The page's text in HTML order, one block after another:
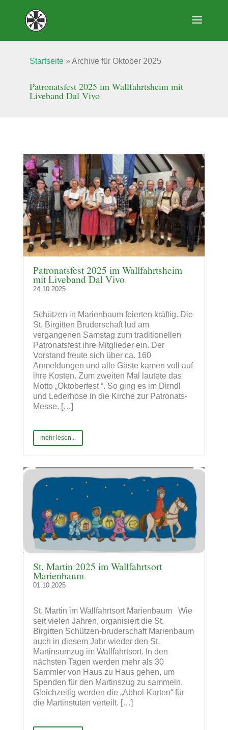
Startseite »Archive für Oktober 2025
Patronatsfest 2025 im Wallfahrtsheim mit
Liveband Dal Vivo
Patronatsfest 2025 im Wallfahrtsheim
mit Liveband Dal Vivo
24.10.2025
Schützen in Marienbaum feierten kräftig. Die
St. Birgitten Bruderschaft lud am
vergangenen Samstag zum traditionellen
Patronatsfest ihre Mitglieder ein. Der
Vorstand freute sich über ca. 160
Anmeldungen und alle Gäste kamen voll auf
ihre Kosten. Zum zweiten Mal lautete das
Motto „Oktoberfest “. So ging es im Dirndl
und Lederhose in die Kirche zur Patronats-
Messe. […]
mehr lesen...
St. Martin 2025 im Wallfahrtsort
Marienbaum
01.10.2025
St. Martin im Wallfahrtsort Marienbaum Wie
seit vielen Jahren, organisiert die St.
Birgitten Schützen-bruderschaft Marienbaum
auch in diesem Jahr wieder den St.
Martinsumzug im Wallfahrtsort. In den
nächsten Tagen werden mehr als 30
Sammler von Haus zu Haus gehen, um
Spenden für den Martinszug zu sammeln.
Gleichzeitig werden die „Abhol-Karten“ für
die Martinstüten verteilt. […]